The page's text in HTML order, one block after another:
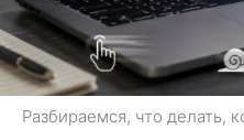
Разбираемся, что делать,